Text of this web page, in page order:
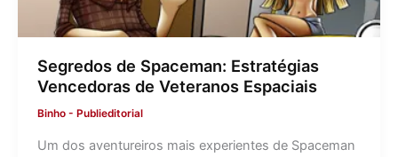
Segredos de Spaceman: Estratégias
Vencedoras de Veteranos Espaciais
Binho - Publieditorial
Um dos aventureiros mais experientes de Spaceman